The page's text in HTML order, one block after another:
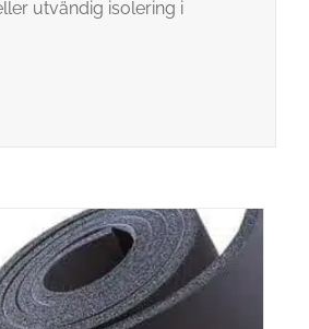
utvändig isolering i